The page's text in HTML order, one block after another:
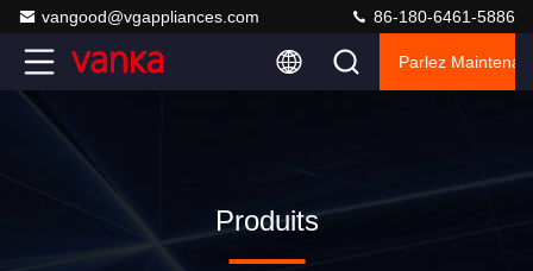
vangood@vgappliances.com 86-180-6461-5886
Parlez
Produits